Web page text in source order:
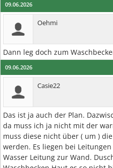
09.06.2026
Oehmi
Dann leg doch zum
09.06.2026
Casie22
Das ist ja auch der Plan.
da muss ich ja nicht mit der
muss diese nicht über ( um )
werden. Es liegen bei
Wasser Leitung zur Wand.